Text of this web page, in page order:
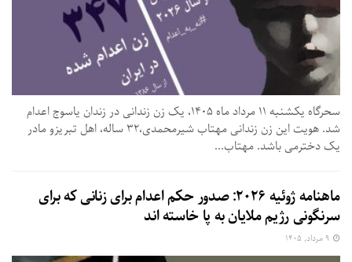
سحرگاه یکشنبه ۱۱ مرداد ماه ۱۴۰۵، یک زن زندانی در زندان یاسوج اعدام
شد. هویت این زن زندانی مهتاب شیرمحمدی،۳۲ ساله، اهل تبریزو مادر
یک دخترمی باشد. مهتاب...
ماهنامه ژوئیه ۲۰۲۶: صدور حکم اعدام برای زنانی که برای
سرنگونی رژیم ملایان به پا خاسته اند
۹ مرداد, ۱۴۰۵